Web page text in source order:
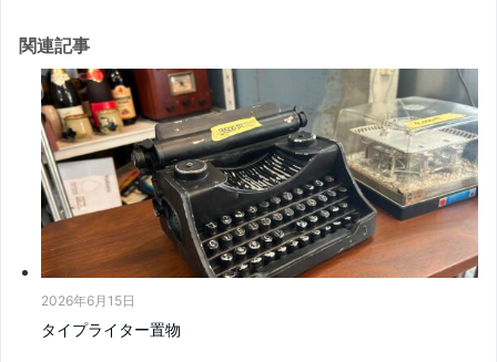
関連記事
2026年6月15日
タイプライター置物